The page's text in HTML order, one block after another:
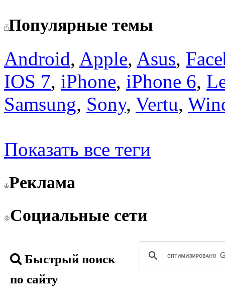
Популярные темы
Android, Apple, Asus,
IOS 7, iPhone, iPhone 6,
Samsung, Sony, Vertu,
Показать все теги
Реклама
Социальные сети
Быстрый поиск
по сайту